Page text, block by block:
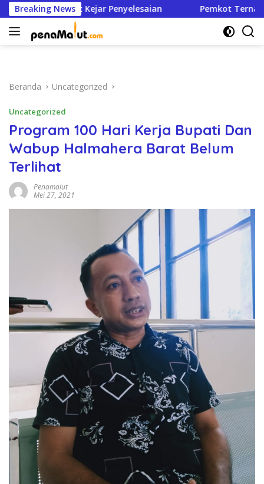
Langsung
ke
konten
Breaking News
Malut Kejar Penyelesaian Pemkot Ternate Hapus
Beranda Uncategorized
Uncategorized
Program 100 Hari Kerja Bupati Dan
Wabup Halmahera Barat Belum
Terlihat
Penamalut
Mei 27, 2021